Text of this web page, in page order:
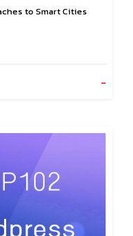
to Smart Cities
-